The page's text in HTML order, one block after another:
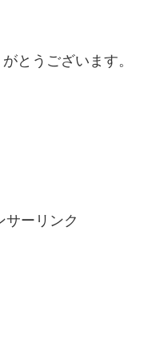
とうございます。
サーリンク